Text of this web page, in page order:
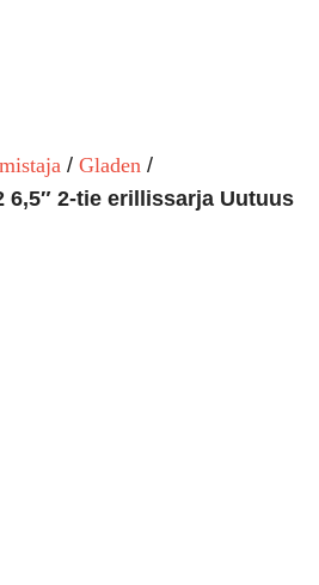
Gladen
6,5″ 2-tie erillissarja Uutuus